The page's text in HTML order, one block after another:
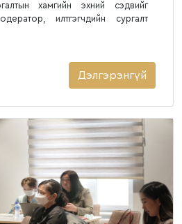
хамгийн эхний сэдвийг
илтгэгчдийн сургалт
Дэлгэрэнгүй